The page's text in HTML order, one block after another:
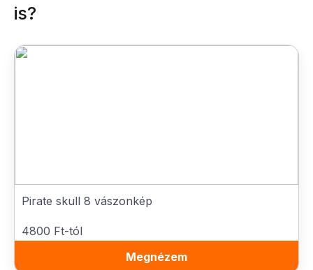
is?
Pirate skull 8 vászonkép
4800 Ft-tól
Megnézem